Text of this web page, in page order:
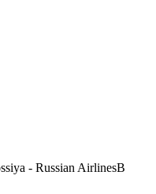
- Russian AirlinesВ